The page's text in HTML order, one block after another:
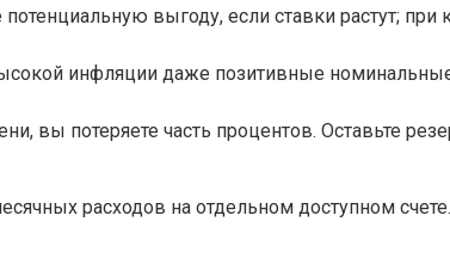
выгоду, если ставки растут; при
инфляции даже позитивные
вы потеряете часть процентов. Оставьте
расходов на отдельном доступном